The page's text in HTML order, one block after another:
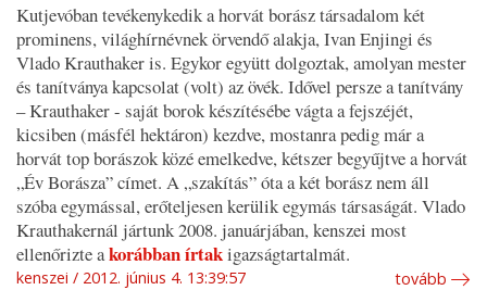
Kutjevóban tevékenykedik a horvát borász társadalom két
prominens, világhírnévnek örvendő alakja, Ivan Enjingi és
Vlado Krauthaker is. Egykor együtt dolgoztak, amolyan mester
és tanítványa kapcsolat (volt) az övék. Idővel persze a tanítvány
– Krauthaker - saját borok készítésébe vágta a fejszéjét,
kicsiben (másfél hektáron) kezdve, mostanra pedig már a
horvát top borászok közé emelkedve, kétszer begyűjtve a horvát
„Év Borásza” címet. A „szakítás” óta a két borász nem áll
szóba egymással, erőteljesen kerülik egymás társaságát. Vlado
Krauthakernál jártunk 2008. januárjában, kenszei most
ellenőrizte akorábban írtakigazságtartalmát.
kenszei 2012. június 4. 13:39:57 tovább